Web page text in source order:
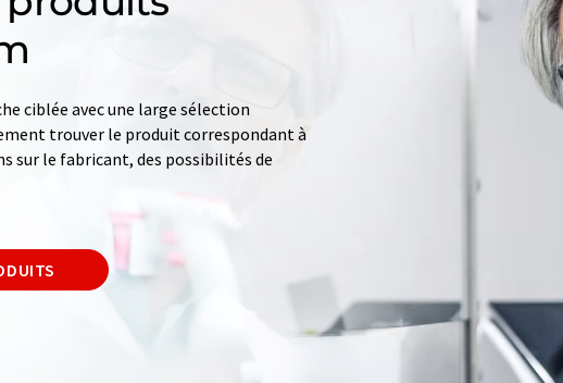
ciblée avec une large sélection
trouver le produit correspondant à
sur le fabricant, des possibilités de